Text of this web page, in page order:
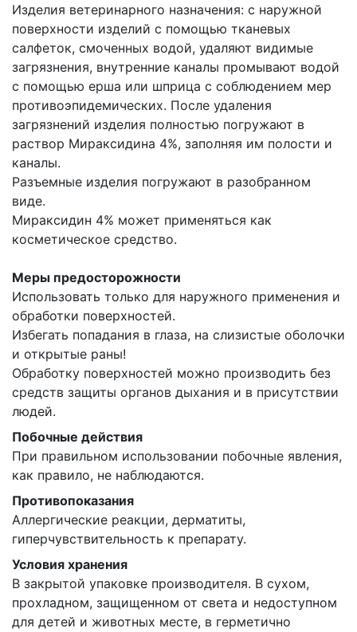
Изделия ветеринарного назначения: с наружной
поверхности изделий с помощью тканевых
салфеток, смоченных водой, удаляют видимые
загрязнения, внутренние каналы промывают водой
с помощью ерша или шприца с соблюдением мер
противоэпидемических. После удаления
загрязнений изделия полностью погружают в
раствор Мираксидина 4%, заполняя им полости и
каналы.
Разъемные изделия погружают в разобранном
виде.
Мираксидин 4% может применяться как
косметическое средство.
Меры предосторожности
Использовать только для наружного применения и
обработки поверхностей.
Избегать попадания в глаза, на слизистые оболочки
и открытые раны!
Обработку поверхностей можно производить без
средств защиты органов дыхания и в присутствии
людей.
Побочные действия
При правильном использовании побочные явления,
как правило, не наблюдаются.
Противопоказания
Аллергические реакции, дерматиты,
гиперчувствительность к препарату.
Условия хранения
В закрытой упаковке производителя. В сухом,
прохладном, защищенном от света и недоступном
для детей и животных месте, в герметично